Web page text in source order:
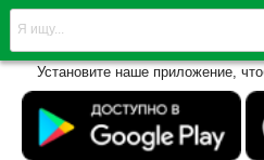
Установите наше приложение,